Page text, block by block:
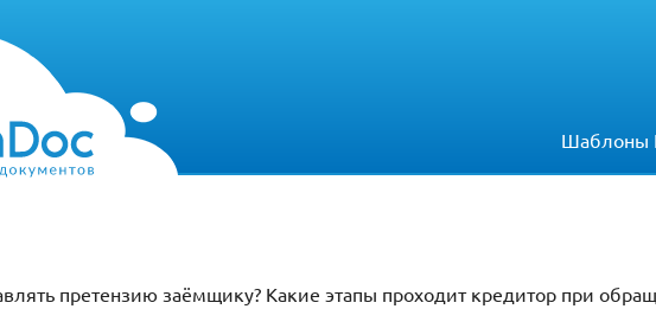
Шаблоны
претензию заёмщику? Какие этапы проходит кредитор при